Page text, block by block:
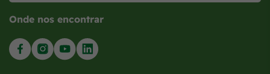
Onde nos encontrar